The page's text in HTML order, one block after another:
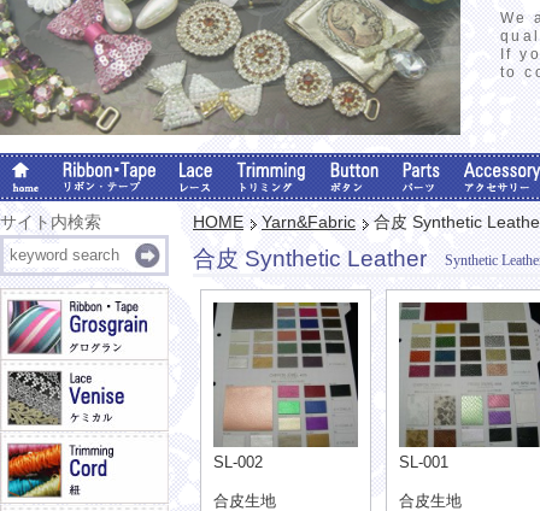
We
If
to
サイト内検索 HOME Yarn&Fabric 合皮 Synthetic
合皮 Synthetic Leather Synthetic
SL-002
合皮生地
SL-001
合皮生地